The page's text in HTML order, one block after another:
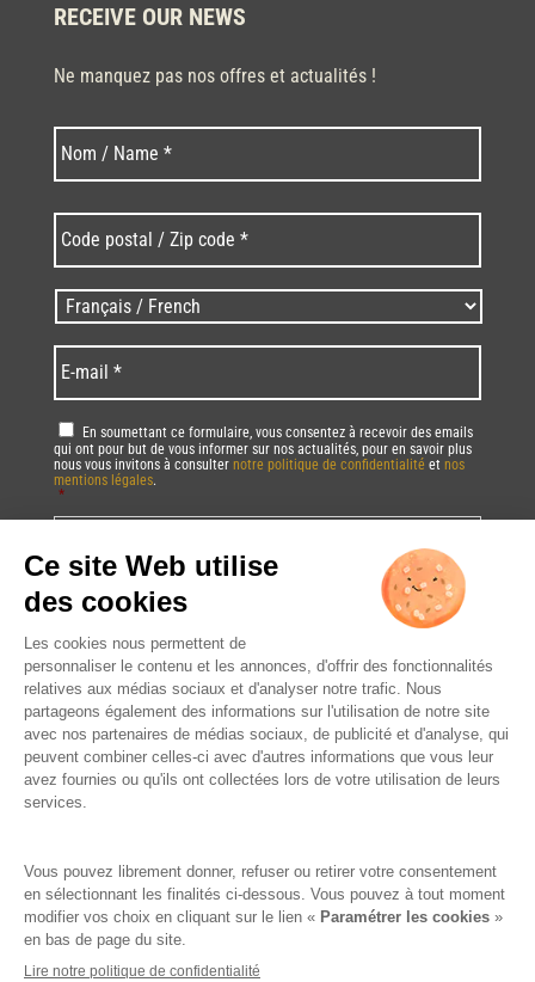
RECEIVE OUR NEWS
Ne manquez pas nos offres et actualités !
Nom * Last
postal
/
Zip
code
* *
Langues
/
Language *
mail *
RGPD *
En soumettant ce formulaire, vous consentez à recevoir des emails
qui ont pour but de vous informer sur nos actualités, pour en savoir plus
nous vous invitons à consulter notre politique de confidentialité et nos
mentions légales.
*
CAPTCHA
DRINK RESPONSIBLY